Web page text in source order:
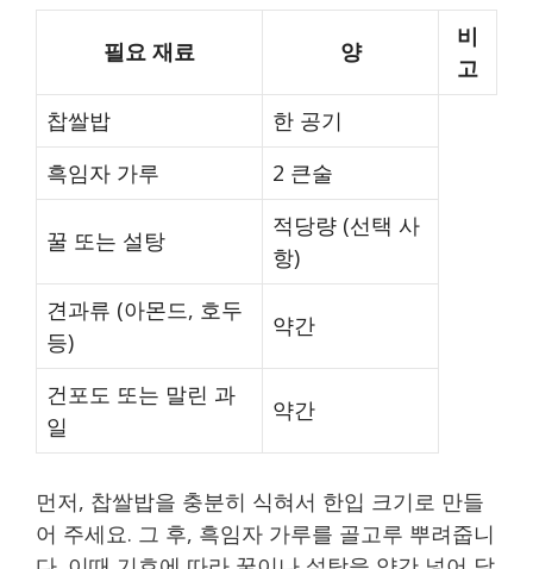
필요 재료 양
비
고
찹쌀밥
한 공기
흑임자 가루
2 큰술
꿀 또는 설탕
적당량 (선택 사
항)
견과류 (아몬드, 호두
등)
약간
건포도 또는 말린 과
일
약간
먼저, 찹쌀밥을 충분히 식혀서 한입 크기로 만들
어 주세요. 그 후, 흑임자 가루를 골고루 뿌려줍니